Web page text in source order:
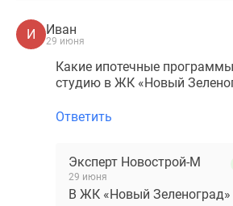
И Иван
29 июня
Какие ипотечные
студию в ЖК «Новый
Ответить
Эксперт Новострой-М
29 июня
В ЖК «Новый